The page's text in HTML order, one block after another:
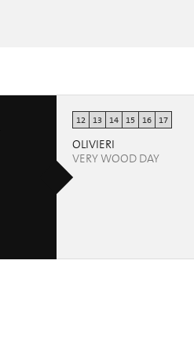
12 13 14 15 16 17
OLIVIERI
VERY WOOD DAY